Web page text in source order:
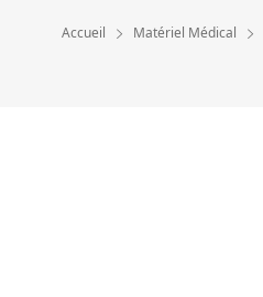
Accueil Matériel Médical